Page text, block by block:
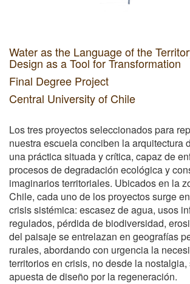
Water as the Language of the
Design as a Tool for Transformation
Final Degree Project
Central University of Chile
Los tres proyectos seleccionados para
nuestra escuela conciben la arquitectura
una práctica situada y crítica, capaz de
procesos de degradación ecológica y
imaginarios territoriales. Ubicados en la
Chile, cada uno de los proyectos surge
crisis sistémica: escasez de agua, usos
regulados, pérdida de biodiversidad,
del paisaje se entrelazan en geografías
rurales, abordando con urgencia la
territorios en crisis, no desde la
apuesta de diseño por la regeneración.